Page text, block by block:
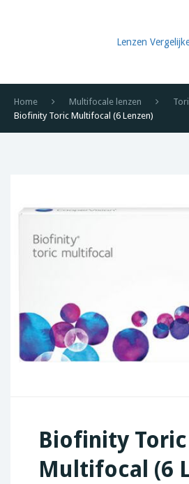
Lenzen
Home Multifocale lenzen
Biofinity Toric Multifocal (6 Lenzen)
Biofinity Toric
Multifocal (6